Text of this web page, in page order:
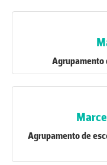
Agrupamento
Agrupamento de